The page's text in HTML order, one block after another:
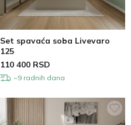
Set spavaća soba Livevaro
125
110 400 RSD
~9 radnih dana